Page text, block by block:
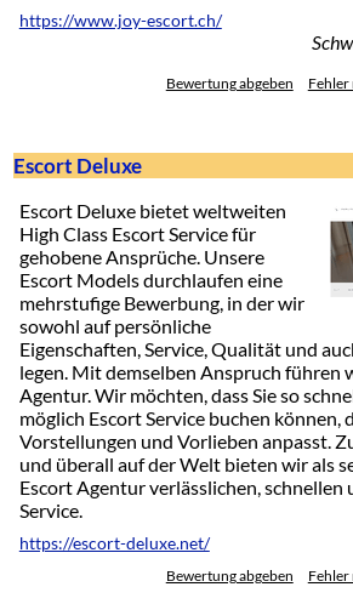
https://www.joy-escort.ch/
Bewertung abgeben Fehler
Escort Deluxe
Escort Deluxe bietet weltweiten
High Class Escort Service für
gehobene Ansprüche. Unsere
Escort Models durchlaufen eine
mehrstufige Bewerbung, in der wir
sowohl auf persönliche
Eigenschaften, Service, Qualität und
legen. Mit demselben Anspruch führen
Agentur. Wir möchten, dass Sie so
möglich Escort Service buchen können,
Vorstellungen und Vorlieben anpasst.
und überall auf der Welt bieten wir als
Escort Agentur verlässlichen, schnellen
Service.
https://escort-deluxe.net/
Bewertung abgeben Fehler